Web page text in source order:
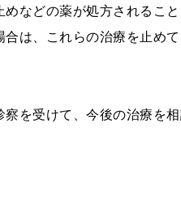
めなどの薬が処方されるこ
合は、これらの治療を止め
を受けて、今後の治療を相